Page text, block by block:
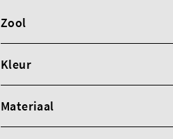
Zool
Kleur
Materiaal